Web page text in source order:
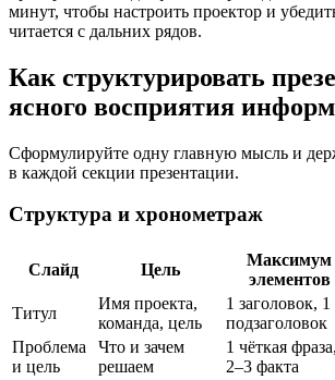
минут, чтобы настроить проектор и
читается с дальних рядов.
Как структурировать
ясного восприятия
Сформулируйте одну главную мысль и
в каждой секции презентации.
Структура и хронометраж
Слайд Цель
Максимум
элементов
Титул
Имя проекта,
команда, цель
1 заголовок, 1
подзаголовок
Проблема
и цель
Что и зачем
решаем
1 чёткая фраза,
2–3 факта